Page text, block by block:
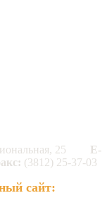
25
E-
(3812) 25-37-03
сайт: